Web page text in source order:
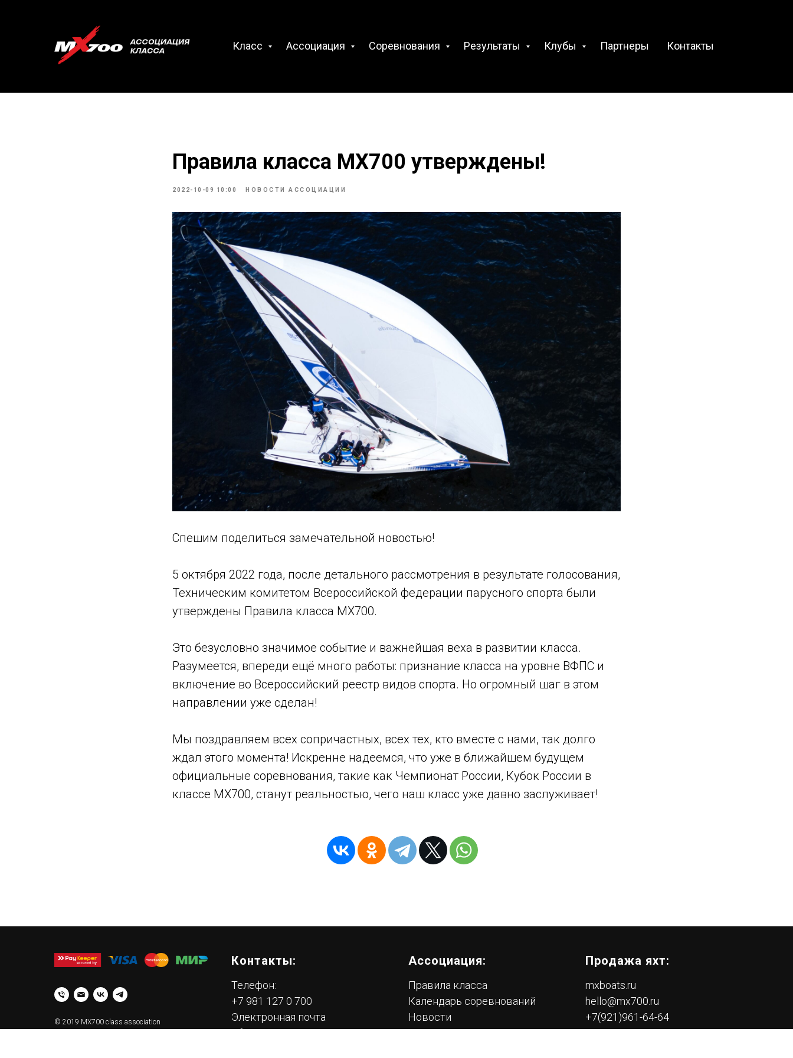
Класс Ассоциация Соревнования Результаты Клубы Партнеры Контакты
Правила класса МХ700 утверждены!
2022-10-09 10:00 НОВОСТИ АССОЦИАЦИИ
Спешим поделиться замечательной новостью!
5 октября 2022 года, после детального рассмотрения в результате голосования,
Техническим комитетом Всероссийской федерации парусного спорта были
утверждены Правила класса MX700.
Это безусловно значимое событие и важнейшая веха в развитии класса.
Разумеется, впереди ещё много работы: признание класса на уровне ВФПС и
включение во Всероссийский реестр видов спорта. Но огромный шаг в этом
направлении уже сделан!
Мы поздравляем всех сопричастных, всех тех, кто вместе с нами, так долго
ждал этого момента! Искренне надеемся, что уже в ближайшем будущем
официальные соревнования, такие как Чемпионат России, Кубок России в
классе МХ700, станут реальностью, чего наш класс уже давно заслуживает!
© 2019 MX700 class association
Контакты:
Телефон:
+7 981 127 0 700
Электронная почта
info@mx700.ru
Ассоциация:
Правила класса
Календарь соревнований
Новости
СМИ о нас
Продажа яхт:
mxboats.ru
hello@mx700.ru
+7(921)961-64-64